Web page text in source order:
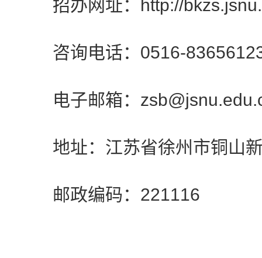
招办网址：http://
咨询电话：0516-
电子邮箱：
地址：江苏省徐州市铜山新
邮政编码：221116